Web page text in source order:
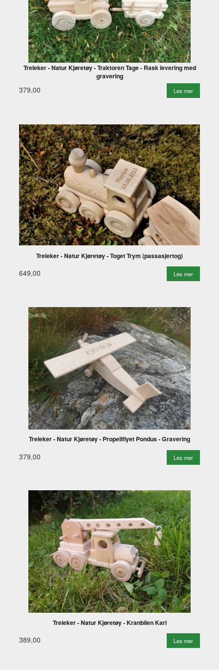
Treleker - Natur Kjøretøy - Traktoren Tage - Rask levering med
gravering
379,00 Les mer
Treleker - Natur Kjøretøy - Toget Trym (passasjertog)
649,00 Les mer
Treleker - Natur Kjøretøy - Propellflyet Pondus - Gravering
379,00 Les mer
Treleker - Natur Kjøretøy - Kranbilen Karl
389,00 Les mer